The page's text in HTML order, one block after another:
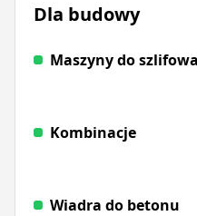
Dla budowy
Maszyny do
Kombinacje
Wiadra do betonu